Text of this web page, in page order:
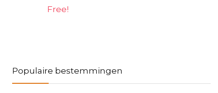
Free!
Populaire bestemmingen